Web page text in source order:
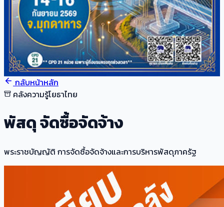
กลับหน้าหลัก
คลังความรู้โยธาไทย
พัสดุ จัดซื้อจัดจ้าง
พระราชบัญญัติ การจัดซื้อจัดจ้างและการบริหารพัสดุภาครัฐ